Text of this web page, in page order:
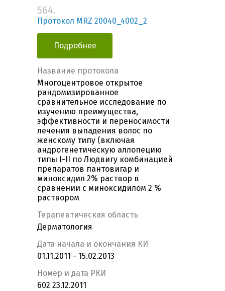
564.
Протокол MRZ 20040_4002_2
Подробнее
Название протокола
Многоцентровое открытое
рандомизированное
сравнительное исследование по
изучению преимущества,
эффективности и переносимости
лечения выпадения волос по
женскому типу (включая
андрогенетическую аллопецию
типы I-II по Людвигу комбинацией
препаратов пантовигар и
миноксидил 2% раствор в
сравнении с миноксидилом 2 %
раствором
Терапевтическая область
Дерматология
Дата начала и окончания КИ
01.11.2011 - 15.02.2013
Номер и дата РКИ
602 23.12.2011